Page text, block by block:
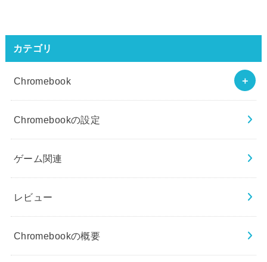
カテゴリ
Chromebook
Chromebookの設定
ゲーム関連
レビュー
Chromebookの概要